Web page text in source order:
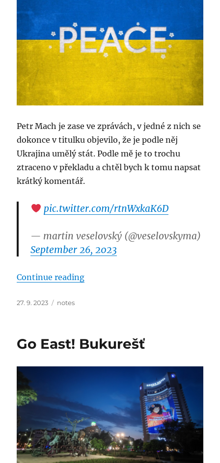
Petr Mach je zase ve zprávách, v jedné z nich se
dokonce v titulku objevilo, že je podle něj
Ukrajina umělý stát. Podle mě je to trochu
ztraceno v překladu a chtěl bych k tomu napsat
krátký komentář.
pic.twitter.com/rtnWxkaK6D
— martin veselovský (@veselovskyma)
September 26, 2023
Continue reading“Jak to bylo se Svobodnými a
Posted
27. 9. 2023 Categories
notes
Go East! Bukurešť